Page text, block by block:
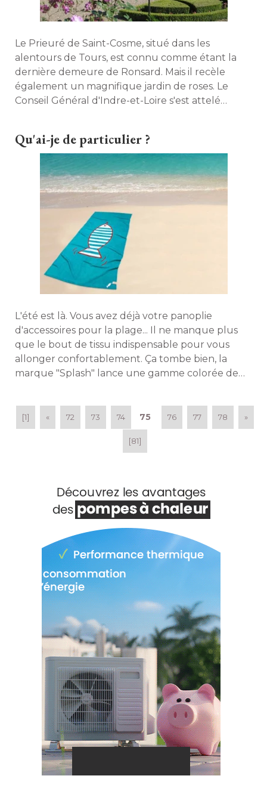
Le Prieuré de Saint-Cosme, situé dans les
alentours de Tours, est connu comme étant la
dernière demeure de Ronsard. Mais il recèle
également un magnifique jardin de roses. Le
Conseil Général d'Indre-et-Loire s'est attelé
centaines de variétés.
Qu'ai-je de particulier ?
L'été est là. Vous avez déjà votre panoplie
d'accessoires pour la plage... Il ne manque plus
que le bout de tissu indispensable pour vous
allonger confortablement. Ça tombe bien, la
marque "Splash" lance une gamme colorée de
[1] « 72 73 74 75 76 77 78 »
[81]